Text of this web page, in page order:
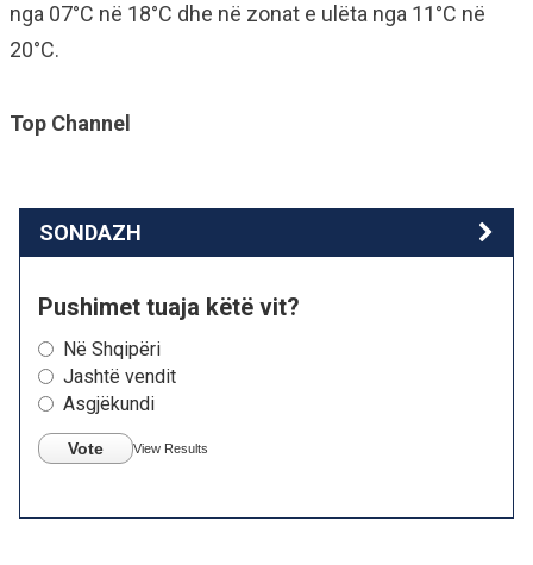
nga 07°C në 18°C dhe në zonat e ulëta nga 11°C në
20°C.
Top Channel
SONDAZH
Pushimet tuaja këtë vit?
Në Shqipëri
Jashtë vendit
Asgjëkundi
Vote View Results